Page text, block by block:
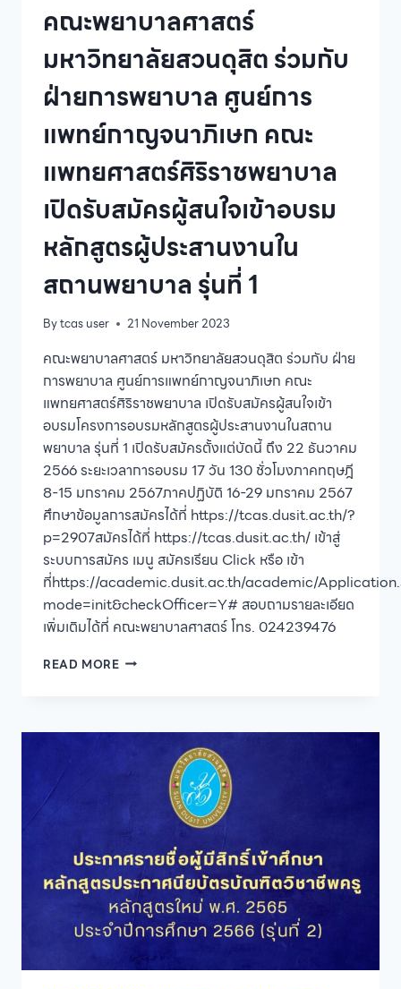
คณะพยาบาลศาสตร์
มหาวิทยาลัยสวนดุสิต ร่วมกับ
ฝ่ายการพยาบาล ศูนย์การ
แพทย์กาญจนาภิเษก คณะ
แพทยศาสตร์ศิริราชพยาบาล
เปิดรับสมัครผู้สนใจเข้าอบรม
หลักสูตรผู้ประสานงานใน
สถานพยาบาล รุ่นที่ 1
Bytcas user 21 November 2023
คณะพยาบาลศาสตร์ มหาวิทยาลัยสวนดุสิต ร่วมกับ ฝ่าย
การพยาบาล ศูนย์การแพทย์กาญจนาภิเษก คณะ
แพทยศาสตร์ศิริราชพยาบาล เปิดรับสมัครผู้สนใจเข้า
อบรมโครงการอบรมหลักสูตรผู้ประสานงานในสถาน
พยาบาล รุ่นที่ 1 เปิดรับสมัครตั้งแต่บัดนี้ ถึง 22 ธันวาคม
2566 ระยะเวลาการอบรม 17 วัน 130 ชั่วโมงภาคทฤษฎี
8-15 มกราคม 2567ภาคปฏิบัติ 16-29 มกราคม 2567
ศึกษาข้อมูลการสมัครได้ที่ https://tcas.dusit.ac.th/?
p=2907สมัครได้ที่ https://tcas.dusit.ac.th/ เข้าสู่
ระบบการสมัคร เมนู สมัครเรียน Click หรือ เข้า
ที่https://academic.dusit.ac.th/academic/
mode=init&checkOfficer=Y# สอบถามรายละเอียด
เพิ่มเติมได้ที่ คณะพยาบาลศาสตร์ โทร. 024239476
READ MOREคณะ
สวนดุสิต
พยาบาล
การ
แพทย์
กาญจนา
ภิเษก
คณะ
แพทยศาสตร์
ศิริราช